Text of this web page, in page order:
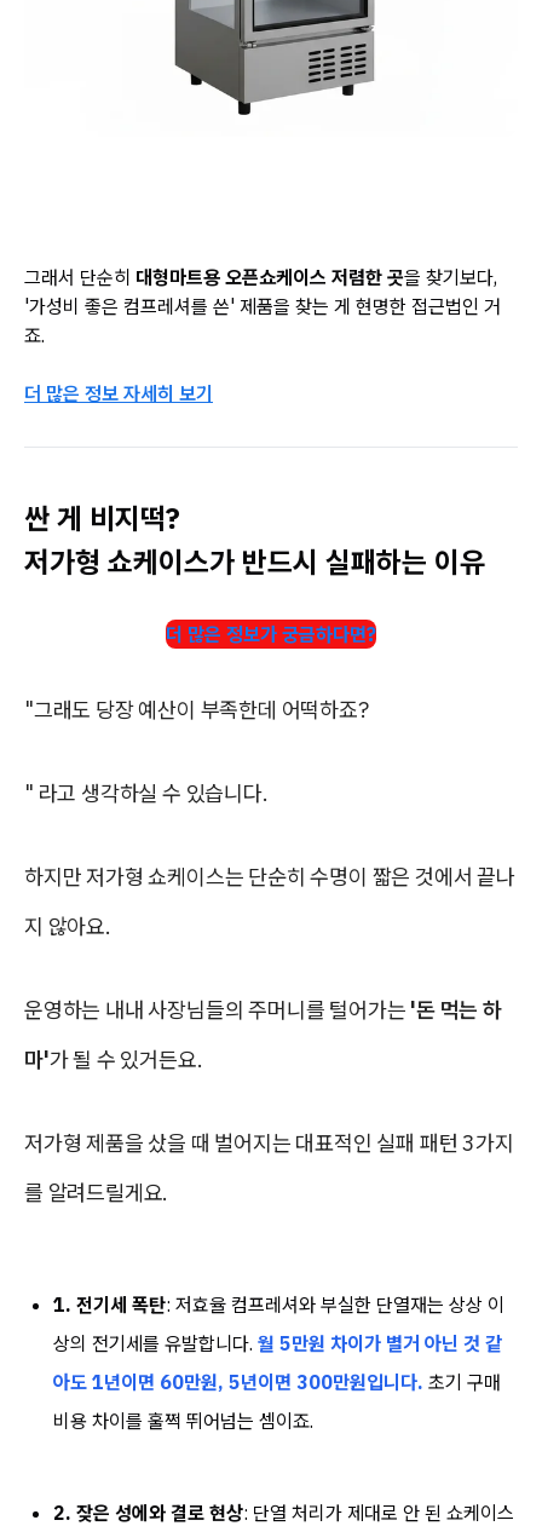
그래서 단순히 대형마트용 오픈쇼케이스 저렴한 곳을 찾기보다,
'가성비 좋은 컴프레셔를 쓴' 제품을 찾는 게 현명한 접근법인 거
죠.
더 많은 정보 자세히 보기
싼 게 비지떡?
저가형 쇼케이스가 반드시 실패하는 이유
더 많은 정보가 궁금하다면?
"그래도 당장 예산이 부족한데 어떡하죠?
" 라고 생각하실 수 있습니다.
하지만 저가형 쇼케이스는 단순히 수명이 짧은 것에서 끝나
지 않아요.
운영하는 내내 사장님들의 주머니를 털어가는 '돈 먹는 하
마'가 될 수 있거든요.
저가형 제품을 샀을 때 벌어지는 대표적인 실패 패턴 3가지
를 알려드릴게요.
1. 전기세 폭탄: 저효율 컴프레셔와 부실한 단열재는 상상 이
상의 전기세를 유발합니다. 월 5만원 차이가 별거 아닌 것 같
아도 1년이면 60만원, 5년이면 300만원입니다. 초기 구매
비용 차이를 훌쩍 뛰어넘는 셈이죠.
2. 잦은 성에와 결로 현상: 단열 처리가 제대로 안 된 쇼케이스